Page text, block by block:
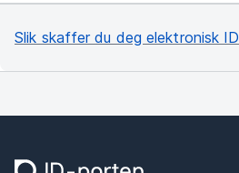
Slik skaffer du deg elektronisk ID